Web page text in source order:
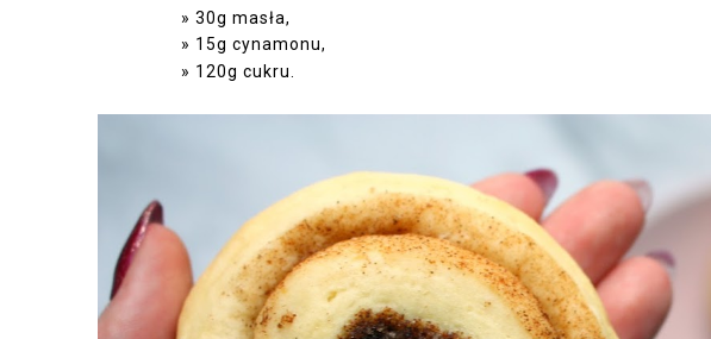
30g masła,
15g cynamonu,
120g cukru.